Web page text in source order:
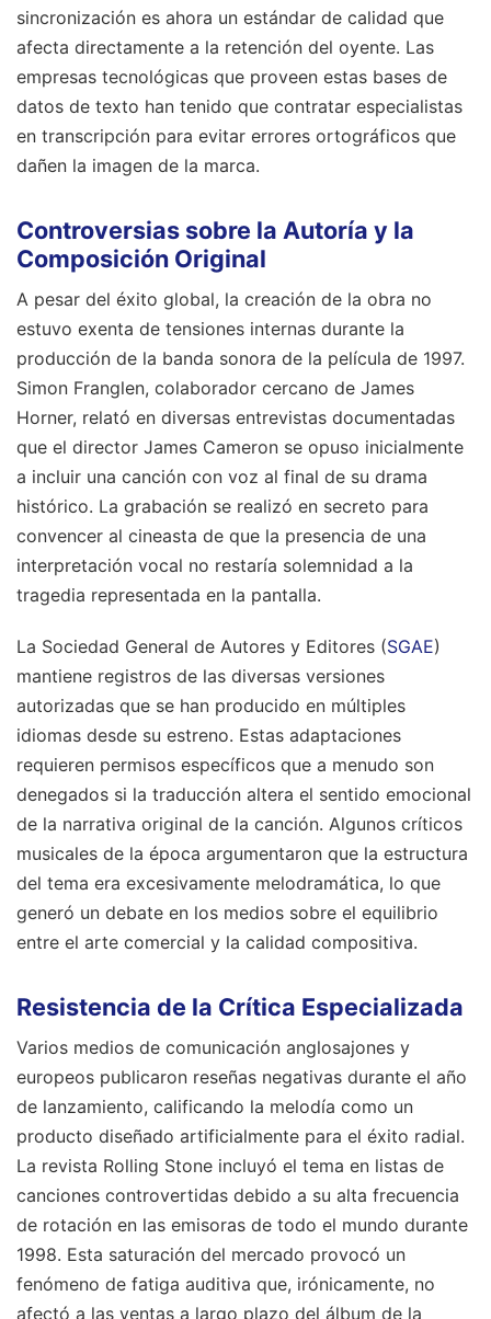
sincronización es ahora un estándar de calidad que
afecta directamente a la retención del oyente. Las
empresas tecnológicas que proveen estas bases de
datos de texto han tenido que contratar especialistas
en transcripción para evitar errores ortográficos que
dañen la imagen de la marca.
Controversias sobre la Autoría y la
Composición Original
A pesar del éxito global, la creación de la obra no
estuvo exenta de tensiones internas durante la
producción de la banda sonora de la película de 1997.
Simon Franglen, colaborador cercano de James
Horner, relató en diversas entrevistas documentadas
que el director James Cameron se opuso inicialmente
a incluir una canción con voz al final de su drama
histórico. La grabación se realizó en secreto para
convencer al cineasta de que la presencia de una
interpretación vocal no restaría solemnidad a la
tragedia representada en la pantalla.
La Sociedad General de Autores y Editores (SGAE)
mantiene registros de las diversas versiones
autorizadas que se han producido en múltiples
idiomas desde su estreno. Estas adaptaciones
requieren permisos específicos que a menudo son
denegados si la traducción altera el sentido emocional
de la narrativa original de la canción. Algunos críticos
musicales de la época argumentaron que la estructura
del tema era excesivamente melodramática, lo que
generó un debate en los medios sobre el equilibrio
entre el arte comercial y la calidad compositiva.
Resistencia de la Crítica Especializada
Varios medios de comunicación anglosajones y
europeos publicaron reseñas negativas durante el año
de lanzamiento, calificando la melodía como un
producto diseñado artificialmente para el éxito radial.
La revista Rolling Stone incluyó el tema en listas de
canciones controvertidas debido a su alta frecuencia
de rotación en las emisoras de todo el mundo durante
1998. Esta saturación del mercado provocó un
fenómeno de fatiga auditiva que, irónicamente, no
afectó a las ventas a largo plazo del álbum de la